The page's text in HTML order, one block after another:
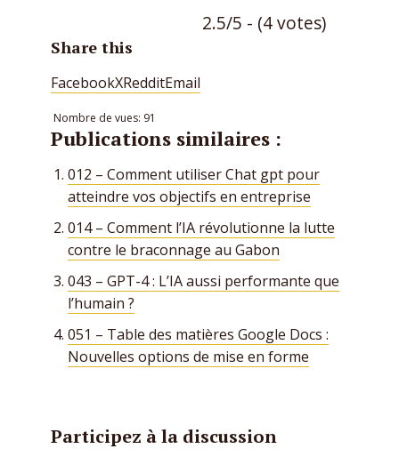
2.5/5 - (4 votes)
Share this
FacebookXRedditEmail
Nombre de vues: 91
Publications similaires :
012 – Comment utiliser Chat gpt pour
atteindre vos objectifs en entreprise
014 – Comment l’IA révolutionne la lutte
contre le braconnage au Gabon
043 – GPT-4 : L’IA aussi performante que
l’humain ?
051 – Table des matières Google Docs :
Nouvelles options de mise en forme
Participez à la discussion